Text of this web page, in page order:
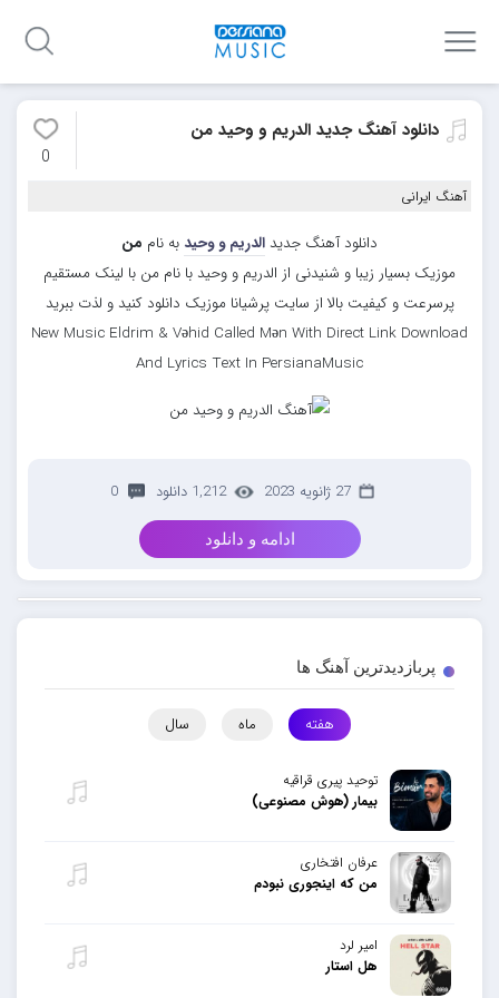
دانلود آهنگ جدید الدریم و وحید من
0
آهنگ ایرانی
دانلود آهنگ جدید الدریم و وحید به نام من
موزیک بسیار زیبا و شنیدنی از الدریم و وحید با نام من با لینک مستقیم
پرسرعت و کیفیت بالا از سایت پرشیانا موزیک دانلود کنید و لذت ببرید
New Music Eldrim & Vəhid Called Mən With Direct Link Download
And Lyrics Text In PersianaMusic
27 ژانویه 2023 1,212 دانلود 0
ادامه و دانلود
پربازدیدترین آهنگ ها
هفته ماه سال
توحید پیری قراقیه
بیمار (هوش مصنوعی)
عرفان افتخاری
من که اینجوری نبودم
امیر لرد
هل استار